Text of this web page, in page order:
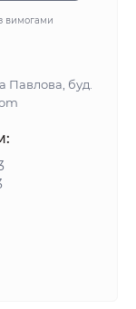
вимогами
Павлова, буд.